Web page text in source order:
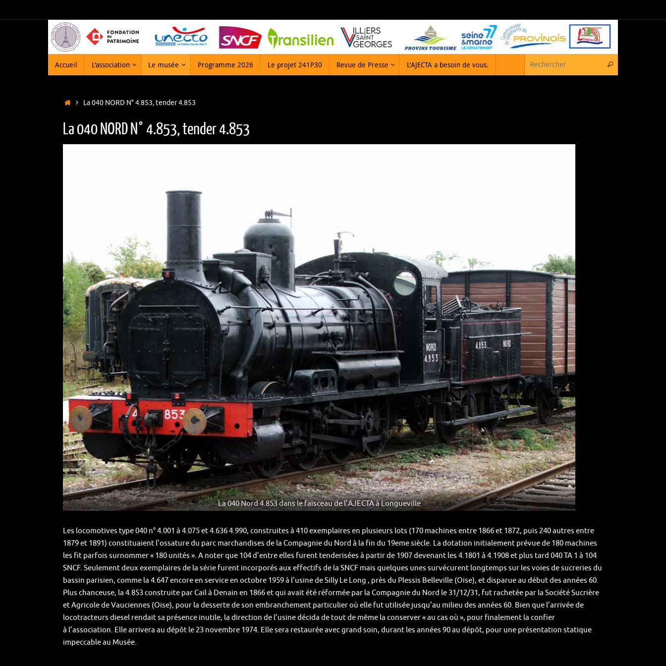
au
Accueil L’association Le musée Programme 2026 Le projet 241P30 Revue de Presse L’AJECTA a besoin de vous. Rechercher
Accueil
La 040 NORD N° 4.853, tender 4.853
La 040 NORD N° 4.853, tender 4.853
La 040 Nord 4.853 dans le faisceau de l’AJECTA à Longueville
Les locomotives type 040 n° 4.001 à 4.075 et 4.636 4.990, construites à 410 exemplaires en plusieurs lots (170 machines entre 1866 et 1872, puis 240 autres entre
1879 et 1891) constituaient l’ossature du parc marchandises de la Compagnie du Nord à la fin du 19eme siècle. La dotation initialement prévue de 180 machines
les fit parfois surnommer « 180 unités ». A noter que 104 d’entre elles furent tenderisées à partir de 1907 devenant les 4.1801 à 4.1908 et plus tard 040 TA 1 à 104
SNCF. Seulement deux exemplaires de la série furent incorporés aux effectifs de la SNCF mais quelques unes survécurent longtemps sur les voies de sucreries du
bassin parisien, comme la 4.647 encore en service en octobre 1959 à l’usine de Silly Le Long , près du Plessis Belleville (Oise), et disparue au début des années 60.
Plus chanceuse, la 4.853 construite par Cail à Denain en 1866 et qui avait été réformée par la Compagnie du Nord le 31/12/31, fut rachetée par la Société Sucrière
et Agricole de Vauciennes (Oise), pour la desserte de son embranchement particulier où elle fut utilisée jusqu’au milieu des années 60. Bien que l’arrivée de
locotracteurs diesel rendait sa présence inutile, la direction de l’usine décida de tout de même la conserver « au cas où », pour finalement la confier
à l’association. Elle arrivera au dépôt le 23 novembre 1974. Elle sera restaurée avec grand soin, durant les années 90 au dépôt, pour une présentation statique
impeccable au Musée.